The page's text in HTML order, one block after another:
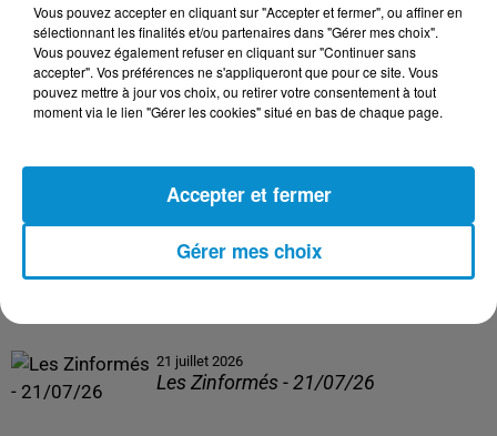
23 juillet 2026
Les Zinformés - 23/07/26
21 juillet 2026
Les Zinformés - 21/07/26
Vous pouvez accepter en cliquant sur "Accepter et fermer", ou affiner en
sélectionnant les finalités et/ou partenaires dans "Gérer mes choix".
Vous pouvez également refuser en cliquant sur "Continuer sans
accepter". Vos préférences ne s'appliqueront que pour ce site. Vous
pouvez mettre à jour vos choix, ou retirer votre consentement à tout
moment via le lien "Gérer les cookies" situé en bas de chaque page.
Gérer mes choix
Accepter et fermer